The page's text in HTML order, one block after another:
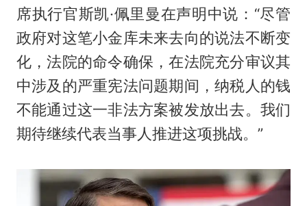
席执行官斯凯·佩里曼在声明中说：“尽管
政府对这笔小金库未来去向的说法不断变
化，法院的命令确保，在法院充分审议其
中涉及的严重宪法问题期间，纳税人的钱
不能通过这一非法方案被发放出去。我们
期待继续代表当事人推进这项挑战。”